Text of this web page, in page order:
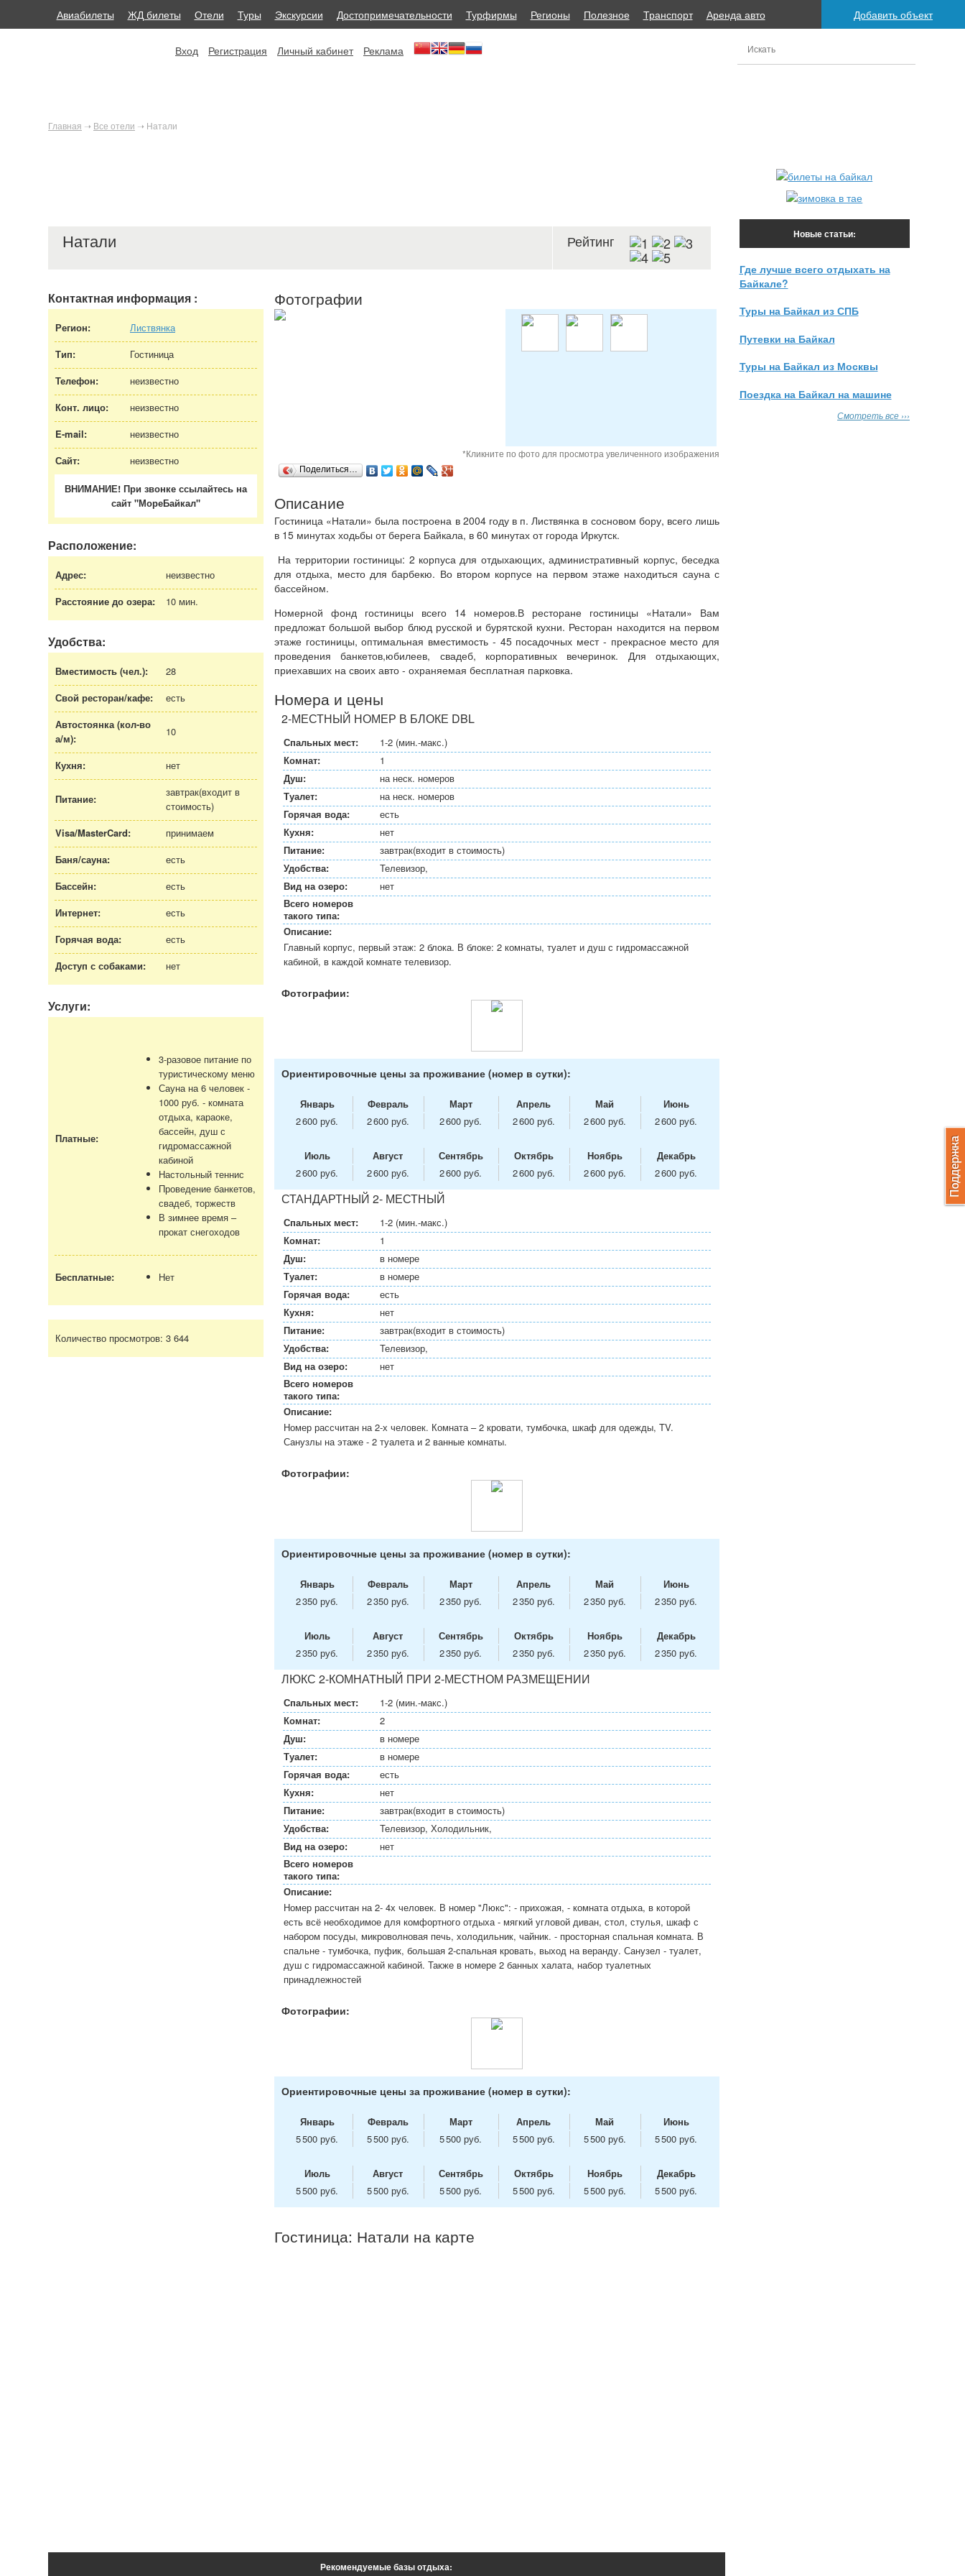
Добавить объект
Авиабилеты ЖД билеты Отели Туры Экскурсии Достопримечательности Турфирмы Регионы Полезное Транспорт Аренда авто
Вход Регистрация Личный кабинет Реклама
Главная ➝ Все отели ➝ Натали
Натали Рейтинг
Контактная информация :
Регион:
Листвянка
Тип:
Гостиница
Телефон:
неизвестно
Конт. лицо:
неизвестно
E-mail:
неизвестно
Сайт:
неизвестно
ВНИМАНИЕ! При звонке ссылайтесь на
сайт "МореБайкал"
Расположение:
Адрес:
неизвестно
Расстояние до озера:
10 мин.
Удобства:
Вместимость (чел.):
28
Свой ресторан/кафе:
есть
Автостоянка (кол-во
а/м):
10
Кухня: нет
Питание:
завтрак(входит в
стоимость)
Visa/MasterCard:
принимаем
Баня/сауна:
есть
Бассейн:
есть
Интернет:
есть
Горячая вода:
есть
Доступ с собаками:
нет
Услуги:
Платные:
3-разовое питание по
туристическому меню
Сауна на 6 человек -
1000 руб. - комната
отдыха, караоке,
бассейн, душ с
гидромассажной
кабиной
Настольный теннис
Проведение банкетов,
свадеб, торжеств
В зимнее время –
прокат снегоходов
Бесплатные: Нет
Количество просмотров: 3 644
Фотографии
*Кликните по фото для просмотра увеличенного изображения
Поделиться…
Описание
Гостиница «Натали» была построена в 2004 году в п. Листвянка в сосновом бору, всего лишь
в 15 минутах ходьбы от берега Байкала, в 60 минутах от города Иркутск.
На территории гостиницы: 2 корпуса для отдыхающих, административный корпус, беседка
для отдыха, место для барбекю. Во втором корпусе на первом этаже находиться сауна с
бассейном.
Номерной фонд гостиницы всего 14 номеров.В ресторане гостиницы «Натали» Вам
предложат большой выбор блюд русской и бурятской кухни. Ресторан находится на первом
этаже гостиницы, оптимальная вместимость - 45 посадочных мест - прекрасное место для
проведения банкетов,юбилеев, свадеб, корпоративных вечеринок. Для отдыхающих,
приехавших на своих авто - охраняемая бесплатная парковка.
Номера и цены
2-МЕСТНЫЙ НОМЕР В БЛОКЕ DBL
Спальных мест:
1-2 (мин.-макс.)
Комнат:
1
Душ:
на неск. номеров
Туалет:
на неск. номеров
Горячая вода:
есть
Кухня:
нет
Питание:
завтрак(входит в стоимость)
Удобства:
Телевизор,
Вид на озеро:
нет
Всего номеров
такого типа:
Описание:
Главный корпус, первый этаж: 2 блока. В блоке: 2 комнаты, туалет и душ с гидромассажной
кабиной, в каждой комнате телевизор.
Фотографии:
Ориентировочные цены за проживание (номер в сутки):
Январь Февраль Март Апрель Май
Июнь
2 600 руб.
2 600 руб. 2 600 руб. 2 600 руб. 2 600 руб. 2 600 руб.
Июль Август Сентябрь Октябрь Ноябрь
Декабрь
2 600 руб.
2 600 руб. 2 600 руб. 2 600 руб. 2 600 руб. 2 600 руб.
СТАНДАРТНЫЙ 2- МЕСТНЫЙ
Спальных мест:
1-2 (мин.-макс.)
Комнат:
1
Душ:
в номере
Туалет:
в номере
Горячая вода:
есть
Кухня:
нет
Питание:
завтрак(входит в стоимость)
Удобства:
Телевизор,
Вид на озеро:
нет
Всего номеров
такого типа:
Описание:
Номер рассчитан на 2-х человек. Комната – 2 кровати, тумбочка, шкаф для одежды, TV.
Санузлы на этаже - 2 туалета и 2 ванные комнаты.
Фотографии:
Ориентировочные цены за проживание (номер в сутки):
Январь Февраль Март Апрель Май
Июнь
2 350 руб.
2 350 руб. 2 350 руб. 2 350 руб. 2 350 руб. 2 350 руб.
Июль Август Сентябрь Октябрь Ноябрь
Декабрь
2 350 руб.
2 350 руб. 2 350 руб. 2 350 руб. 2 350 руб. 2 350 руб.
ЛЮКС 2-КОМНАТНЫЙ ПРИ 2-МЕСТНОМ РАЗМЕЩЕНИИ
Спальных мест:
1-2 (мин.-макс.)
Комнат:
2
Душ:
в номере
Туалет:
в номере
Горячая вода:
есть
Кухня:
нет
Питание:
завтрак(входит в стоимость)
Удобства:
Телевизор, Холодильник,
Вид на озеро:
нет
Всего номеров
такого типа:
Описание:
Номер рассчитан на 2- 4х человек. В номер "Люкс": - прихожая, - комната отдыха, в которой
есть всё необходимое для комфортного отдыха - мягкий угловой диван, стол, стулья, шкаф с
набором посуды, микроволновая печь, холодильник, чайник. - просторная спальная комната. В
спальне - тумбочка, пуфик, большая 2-спальная кровать, выход на веранду. Санузел - туалет,
душ с гидромассажной кабиной. Также в номере 2 банных халата, набор туалетных
принадлежностей
Фотографии:
Ориентировочные цены за проживание (номер в сутки):
Январь Февраль Март Апрель Май
Июнь
5 500 руб.
5 500 руб. 5 500 руб. 5 500 руб. 5 500 руб. 5 500 руб.
Июль Август Сентябрь Октябрь Ноябрь
Декабрь
5 500 руб.
5 500 руб. 5 500 руб. 5 500 руб. 5 500 руб. 5 500 руб.
Гостиница: Натали на карте
Рекомендуемые базы отдыха:
Новые статьи:
Где лучше всего отдыхать на
Байкале?
Туры на Байкал из СПБ
Путевки на Байкал
Туры на Байкал из Москвы
Поездка на Байкал на машине
Смотреть все ›››